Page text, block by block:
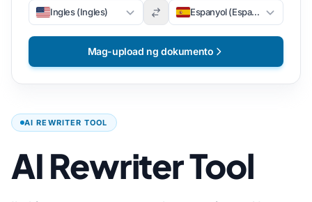
AI REWRITER TOOL
AI Rewriter Tool
Ingles (Ingles) Espanyol (Espanyol)
Mag-upload ng dokumento